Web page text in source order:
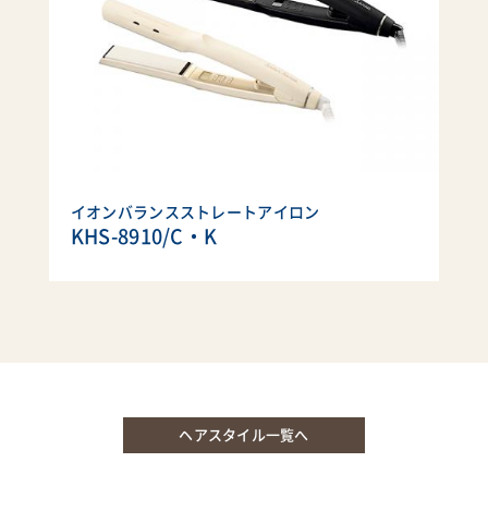
イオンバランスストレートアイロン
KHS-8910/C・K
ヘアスタイル一覧へ